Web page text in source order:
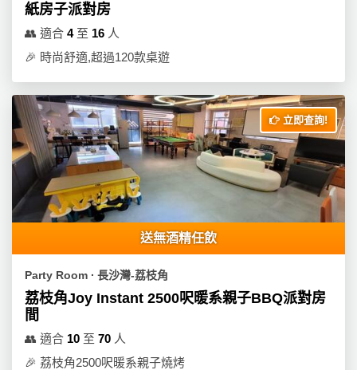
紙房子派對房
👥 適合 4至 16 人
🎉 時尚舒適,超過120款桌遊
立即查詢!
送無酒精任飲
Party Room ∙ 長沙灣-荔枝角
荔枝角Joy Instant 2500呎暖系親子BBQ派對房
間
👥 適合 10 至 70 人
🎉 荔枝角2500呎暖系親子燒烤